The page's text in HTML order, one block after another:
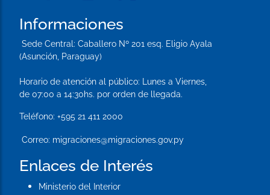
Informaciones
Sede Central: Caballero Nº 201 esq. Eligio Ayala
(Asunción, Paraguay)
Horario de atención al público: Lunes a Viernes,
de 07:00 a 14:30hs. por orden de llegada.
Teléfono: +595 21 411 2000
Correo: migraciones@migraciones.gov.py
Enlaces de Interés
Ministerio del Interior